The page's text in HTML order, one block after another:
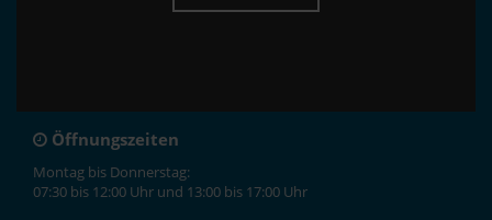
Öffnungszeiten
Montag bis Donnerstag:
07:30 bis 12:00 Uhr und 13:00 bis 17:00 Uhr